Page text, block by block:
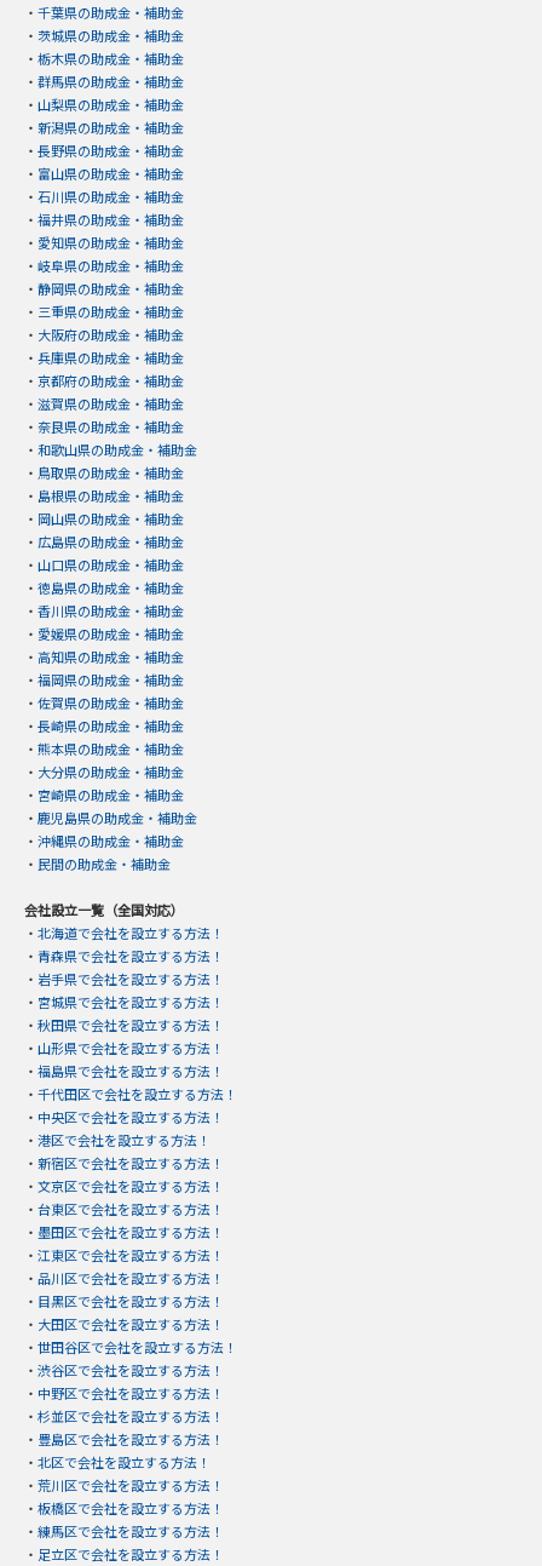
・ 千葉県の助成金・補助金
・ 茨城県の助成金・補助金
・ 栃木県の助成金・補助金
・ 群馬県の助成金・補助金
・ 山梨県の助成金・補助金
・ 新潟県の助成金・補助金
・ 長野県の助成金・補助金
・ 富山県の助成金・補助金
・ 石川県の助成金・補助金
・ 福井県の助成金・補助金
・ 愛知県の助成金・補助金
・ 岐阜県の助成金・補助金
・ 静岡県の助成金・補助金
・ 三重県の助成金・補助金
・ 大阪府の助成金・補助金
・ 兵庫県の助成金・補助金
・ 京都府の助成金・補助金
・ 滋賀県の助成金・補助金
・ 奈良県の助成金・補助金
・ 和歌山県の助成金・補助金
・ 鳥取県の助成金・補助金
・ 島根県の助成金・補助金
・ 岡山県の助成金・補助金
・ 広島県の助成金・補助金
・ 山口県の助成金・補助金
・ 徳島県の助成金・補助金
・ 香川県の助成金・補助金
・ 愛媛県の助成金・補助金
・ 高知県の助成金・補助金
・ 福岡県の助成金・補助金
・ 佐賀県の助成金・補助金
・ 長崎県の助成金・補助金
・ 熊本県の助成金・補助金
・ 大分県の助成金・補助金
・ 宮崎県の助成金・補助金
・ 鹿児島県の助成金・補助金
・ 沖縄県の助成金・補助金
・ 民間の助成金・補助金
会社設立一覧（全国対応）
・ 北海道で会社を設立する方法！
・ 青森県で会社を設立する方法！
・ 岩手県で会社を設立する方法！
・ 宮城県で会社を設立する方法！
・ 秋田県で会社を設立する方法！
・ 山形県で会社を設立する方法！
・ 福島県で会社を設立する方法！
・ 千代田区で会社を設立する方法！
・ 中央区で会社を設立する方法！
・ 港区で会社を設立する方法！
・ 新宿区で会社を設立する方法！
・ 文京区で会社を設立する方法！
・ 台東区で会社を設立する方法！
・ 墨田区で会社を設立する方法！
・ 江東区で会社を設立する方法！
・ 品川区で会社を設立する方法！
・ 目黒区で会社を設立する方法！
・ 大田区で会社を設立する方法！
・ 世田谷区で会社を設立する方法！
・ 渋谷区で会社を設立する方法！
・ 中野区で会社を設立する方法！
・ 杉並区で会社を設立する方法！
・ 豊島区で会社を設立する方法！
・ 北区で会社を設立する方法！
・ 荒川区で会社を設立する方法！
・ 板橋区で会社を設立する方法！
・ 練馬区で会社を設立する方法！
・ 足立区で会社を設立する方法！